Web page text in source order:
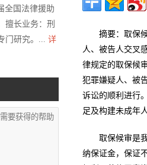
全国法律援助
擅长业务：刑
门研究。... 详
摘要：取保
人、被告人交叉
律规定的取保候
犯罪嫌疑人、被
诉讼的顺利进行
足及构建未成年
取保候审是
纳保证金，保证